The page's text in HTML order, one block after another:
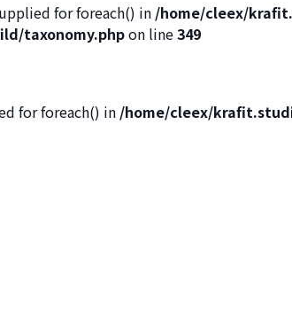
for foreach() in /home/cleex/
taxonomy.phpon line349
for foreach() in /home/cleex/